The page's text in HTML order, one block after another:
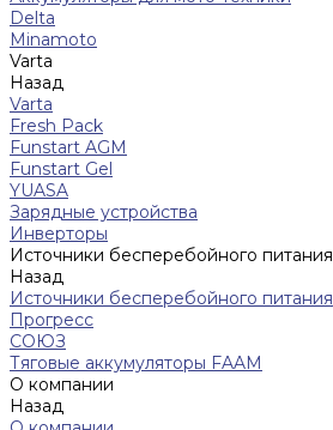
Delta
Minamoto
Varta
Назад
Varta
Fresh Pack
Funstart AGM
Funstart Gel
YUASA
Зарядные устройства
Инверторы
Источники бесперебойного питания
Назад
Источники бесперебойного питания
Прогресс
СОЮЗ
Тяговые аккумуляторы FAAM
О компании
Назад